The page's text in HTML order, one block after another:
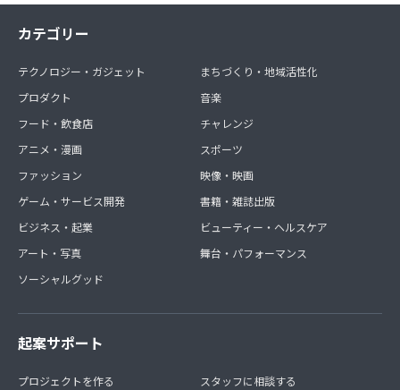
カテゴリー
テクノロジー・ガジェット
プロダクト
フード・飲食店
アニメ・漫画
ファッション
ゲーム・サービス開発
ビジネス・起業
アート・写真
ソーシャルグッド
まちづくり・地域活性化
音楽
チャレンジ
スポーツ
映像・映画
書籍・雑誌出版
ビューティー・ヘルスケア
舞台・パフォーマンス
起案サポート
プロジェクトを作る
スタッフに相談する